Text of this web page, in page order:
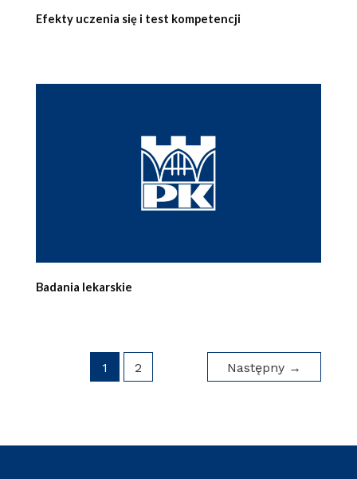
Efekty uczenia się i test kompetencji
Badania lekarskie
1 2 Następny →